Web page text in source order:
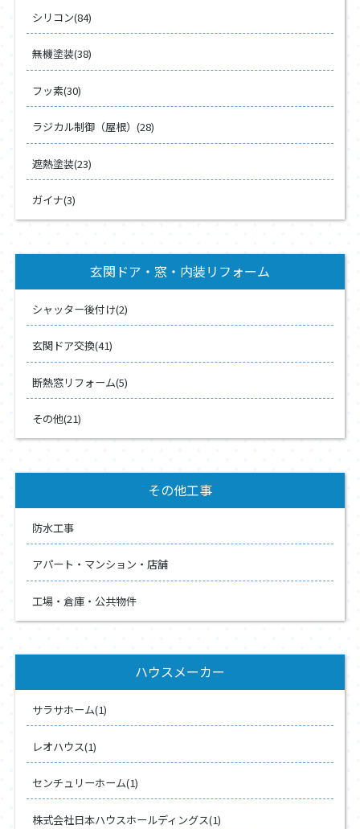
シリコン(84)
無機塗装(38)
フッ素(30)
ラジカル制御（屋根）(28)
遮熱塗装(23)
ガイナ(3)
玄関ドア・窓・内装リフォーム
シャッター後付け(2)
玄関ドア交換(41)
断熱窓リフォーム(5)
その他(21)
その他工事
防水工事
アパート・マンション・店舗
工場・倉庫・公共物件
ハウスメーカー
サラサホーム(1)
レオハウス(1)
センチュリーホーム(1)
株式会社日本ハウスホールディングス(1)